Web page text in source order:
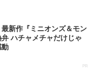
新作『ミニオンズ＆モン
ハチャメチャだけじゃ
PR